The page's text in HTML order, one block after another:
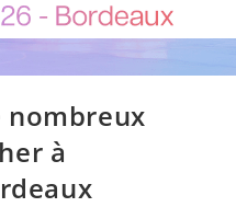
nombreux
à